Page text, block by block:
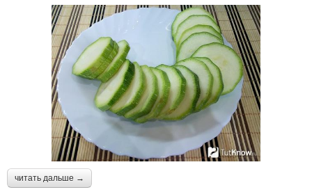
читать дальше →